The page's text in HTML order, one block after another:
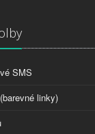
SMS
linky)